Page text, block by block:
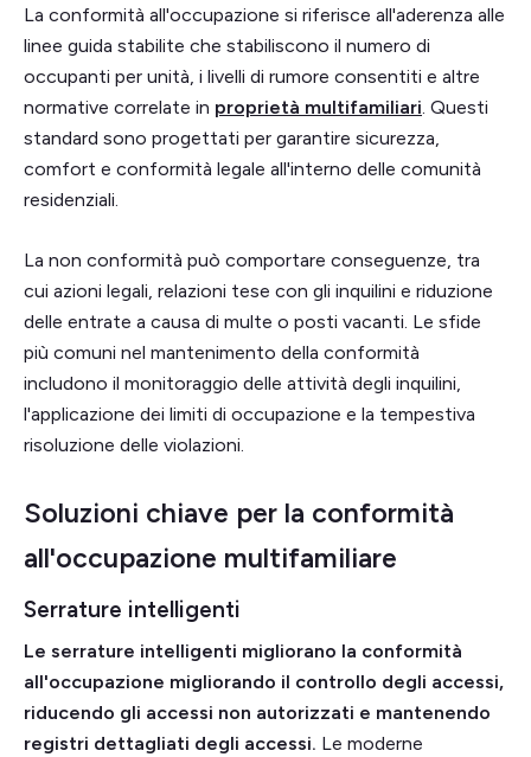
La conformità all'occupazione si riferisce all'aderenza alle
linee guida stabilite che stabiliscono il numero di
occupanti per unità, i livelli di rumore consentiti e altre
normative correlate in proprietà multifamiliari. Questi
standard sono progettati per garantire sicurezza,
comfort e conformità legale all'interno delle comunità
residenziali.
La non conformità può comportare conseguenze, tra
cui azioni legali, relazioni tese con gli inquilini e riduzione
delle entrate a causa di multe o posti vacanti. Le sfide
più comuni nel mantenimento della conformità
includono il monitoraggio delle attività degli inquilini,
l'applicazione dei limiti di occupazione e la tempestiva
risoluzione delle violazioni.
Soluzioni chiave per la conformità
all'occupazione multifamiliare
Serrature intelligenti
Le serrature intelligenti migliorano la conformità
all'occupazione migliorando il controllo degli accessi,
riducendo gli accessi non autorizzati e mantenendo
registri dettagliati degli accessi. Le moderne